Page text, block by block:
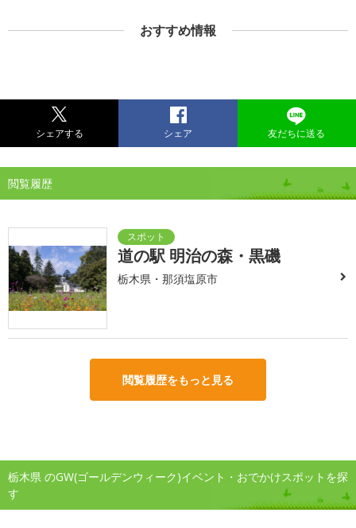
おすすめ情報
シェアする シェア 友だちに送る
閲覧履歴
道の駅 明治の森・黒磯
栃木県・那須塩原市
閲覧履歴をもっと見る
栃木県 のGW(ゴールデンウィーク)イベント・おでかけスポットを探
す